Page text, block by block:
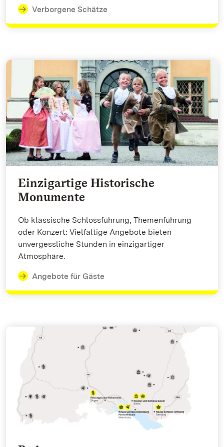
Verborgene Schätze
Einzigartige Historische
Monumente
Ob klassische Schlossführung, Themenführung
oder Konzert: Vielfältige Angebote bieten
unvergessliche Stunden in einzigartiger
Atmosphäre.
Angebote für Gäste